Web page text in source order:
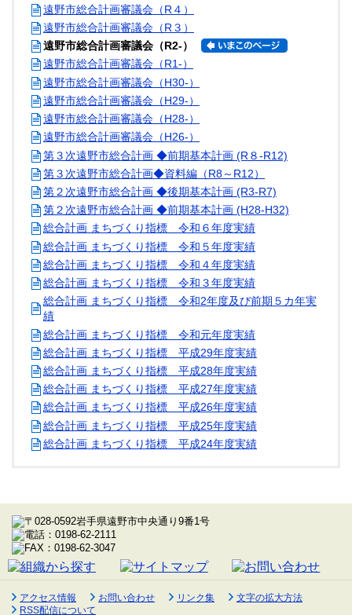
遠野市総合計画審議会（R４）
遠野市総合計画審議会（R３）
遠野市総合計画審議会（R2-）
遠野市総合計画審議会（R1-）
遠野市総合計画審議会（H30-）
遠野市総合計画審議会（H29-）
遠野市総合計画審議会（H28-）
遠野市総合計画審議会（H26-）
第３次遠野市総合計画 ◆前期基本計画 (R８-R12)
第３次遠野市総合計画◆資料編（R8～R12）
第２次遠野市総合計画 ◆後期基本計画 (R3-R7)
第２次遠野市総合計画 ◆前期基本計画 (H28-H32)
総合計画 まちづくり指標 令和６年度実績
総合計画 まちづくり指標 令和５年度実績
総合計画 まちづくり指標 令和４年度実績
総合計画 まちづくり指標 令和３年度実績
総合計画 まちづくり指標 令和2年度及び前期５カ年実
績
総合計画 まちづくり指標 令和元年度実績
総合計画 まちづくり指標 平成29年度実績
総合計画 まちづくり指標 平成28年度実績
総合計画 まちづくり指標 平成27年度実績
総合計画 まちづくり指標 平成26年度実績
総合計画 まちづくり指標 平成25年度実績
総合計画 まちづくり指標 平成24年度実績
アクセス情報 お問い合わせ リンク集
文字の拡大方法
RSS配信について